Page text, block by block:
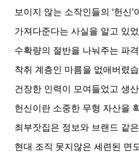
보이지 않는 소작인들의 ‘헌신 ’
가져다준다는 사실을 알고 있
수확량의 절반을 나눠주는 파
착취 계층인 마름을 없애버렸
건장한 인력이 모여들었고 생
헌신이란 소중한 무형 자산을
최부잣집은 정보와 브랜드 같
현대 조직 못지않은 세련된 면